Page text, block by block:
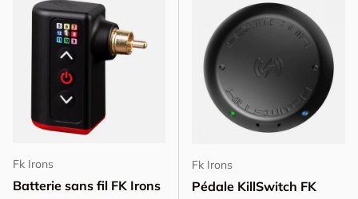
Fk Irons
Batterie sans fil FK Irons
Fk Irons
Pédale KillSwitch FK